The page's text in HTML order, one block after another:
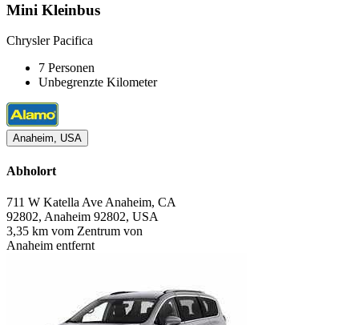
Mini Kleinbus
Chrysler Pacifica
7 Personen
Unbegrenzte Kilometer
Anaheim, USA
Abholort
711 W Katella Ave Anaheim, CA
92802, Anaheim 92802, USA
3,35 km vom Zentrum von
Anaheim entfernt